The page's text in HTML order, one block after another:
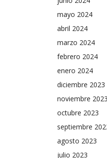
representante del
Sección, e integrantes
Gobierno sindical.
mayo 2024
abril 2024
marzo 2024
febrero 2024
enero 2024
diciembre 2023
noviembre 2023
octubre 2023
septiembre
agosto 2023
julio 2023